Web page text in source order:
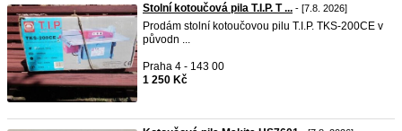
Stolní kotoučová pila T.I.P. T ... - [7.8. 2026]
Prodám stolní kotoučovou pilu T.I.P. TKS-200CE v
původn ...
Praha 4 - 143 00
1 250 Kč